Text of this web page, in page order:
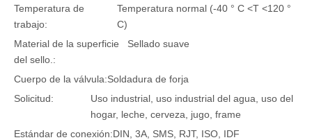
Temperatura de
trabajo:
Temperatura normal (-40 ° C <T <120 °
C)
Material de la superficie
del sello.:
Sellado suave
Cuerpo de la válvula:Soldadura de forja
Solicitud:
Uso industrial, uso industrial del agua, uso del
hogar, leche, cerveza, jugo, frame
Estándar de conexión:DIN, 3A, SMS, RJT, ISO, IDF